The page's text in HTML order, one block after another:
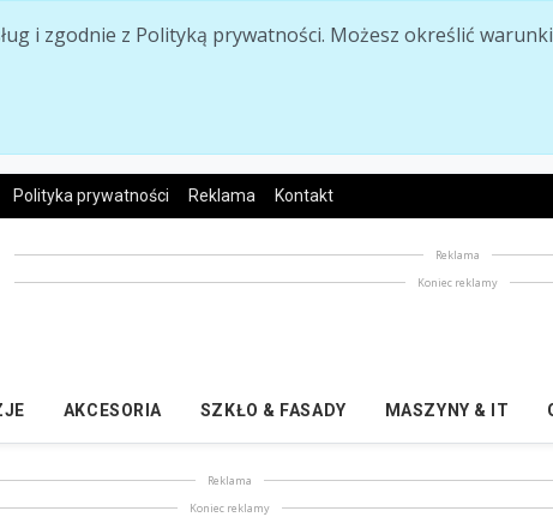
i zgodnie z Polityką prywatności. Możesz określić
Polityka prywatności Reklama Kontakt
Reklama
Koniec reklamy
AKCESORIA SZKŁO & FASADY MASZYNY & IT
Reklama
Koniec reklamy